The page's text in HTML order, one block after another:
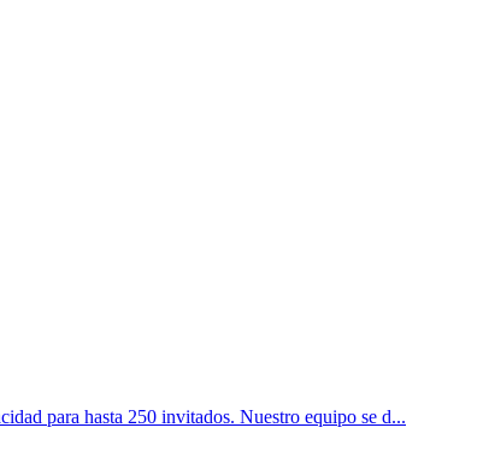
para hasta 250 invitados. Nuestro equipo se d...